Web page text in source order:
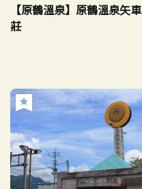
【原鶴溫泉】原鶴溫泉矢車
莊